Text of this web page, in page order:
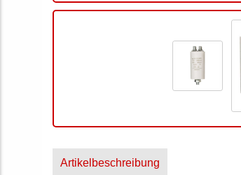
Artikelbeschreibung